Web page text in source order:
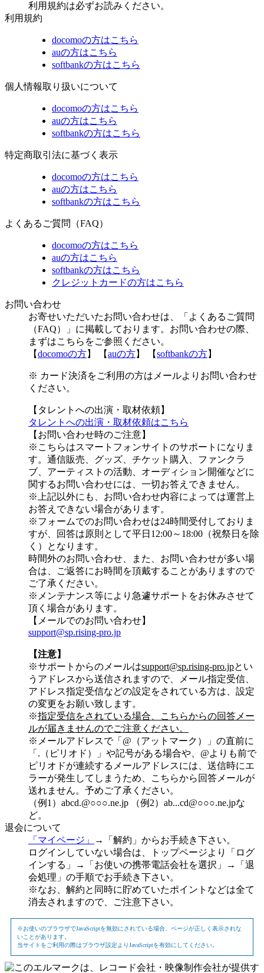
利用規約は必ずお読みください。
利用規約
docomoの方はこちら
auの方はこちら
softbankの方はこちら
個人情報取り扱いについて
docomoの方はこちら
auの方はこちら
softbankの方はこちら
特定商取引法に基づく表示
docomoの方はこちら
auの方はこちら
softbankの方はこちら
よくあるご質問（FAQ）
docomoの方はこちら
auの方はこちら
softbankの方はこちら
クレジットカードの方はこちら
お問い合わせ
お寄せいただいたお問い合わせは、「よくあるご質問
（FAQ）」に掲載しております。お問い合わせの際、
まずはこちらをご参照ください。
【docomoの方】 【auの方】 【softbankの方】
※ カード決済をご利用の方はメールよりお問い合わせ
ください。
【タレントへの出演・取材依頼】
タレントへの出演・取材依頼はこちら
【お問い合わせ時のご注意】
※こちらはスマートフォンサイトのサポートになりま
す。通信販売、グッズ、チケット購入、ファンクラ
ブ、アーティストの活動、オーディション開催などに
関するお問い合わせには、一切お答えできません。
※上記以外にも、お問い合わせ内容によっては運営上
お答えできない場合があります。
※フォームでのお問い合わせは24時間受付しておりま
すが、
回答は原則として平日12:00～18:00（祝祭日を除
く）
となります。
時間外のお問い合わせ、また、お問い合わせが多い場
合は、ご返答にお時間を頂戴することがありますので
ご了承ください。
※メンテナンス等により急遽サポートをお休みさせて
頂く場合があります。
【メールでのお問い合わせ】
support@sp.rising-pro.jp
【注意】
※サポートからのメールはsupport@sp.rising-pro.jpとい
うアドレスから送信されますので、メール指定受信、
アドレス指定受信などの設定をされている方は、設定
の変更をお願い致します。
※指定受信をされている場合、こちらからの回答メー
ルが届きませんのでご注意ください。
※メールアドレスで「@（アットマーク）」の直前に
「.（ピリオド）」や記号がある場合や、@よりも前で
ピリオドが連続するメールアドレスには、送信時にエ
ラーが発生してしまうため、こちらから回答メールが
送れません。予めご了承ください。
（例1）abcd.@○○○.ne.jp （例2）ab...cd@○○○.ne.jpな
ど。
退会について
「マイページ」
→「解約」からお手続き下さい。
ログインしていない場合は、トップページより「ログ
インする」→「お使いの携帯電話会社を選択」→「退
会処理」の手順でお手続き下さい。
※なお、解約と同時に貯めていたポイントなどは全て
消去されますので、ご注意下さい。
※お使いのブラウザでJavaScriptを無効にされている場合、ページが正しく表示されな
いことがあります。
当サイトをご利用の際はブラウザ設定よりJavaScriptを有効にしてください。